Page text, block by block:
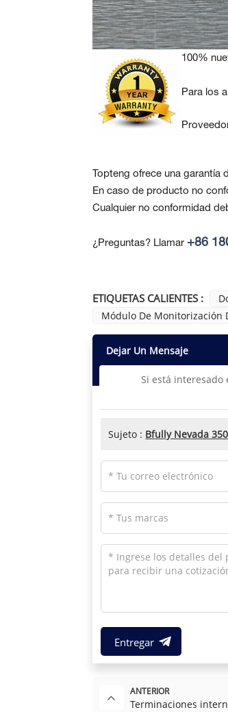
100%
Para los
Topteng ofrece una garantía
En caso de producto no
Cualquier no conformidad
¿Preguntas? Llamar +86
ETIQUETAS CALIENTES :
Módulo De Monitorización
Dejar Un Mensaje
Si está interesado
Sujeto : Bfully Nevada
Entregar
ANTERIOR
Terminaciones